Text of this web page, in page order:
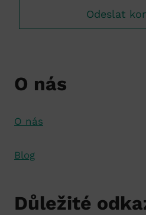
O nás
O nás
Blog
Důležité